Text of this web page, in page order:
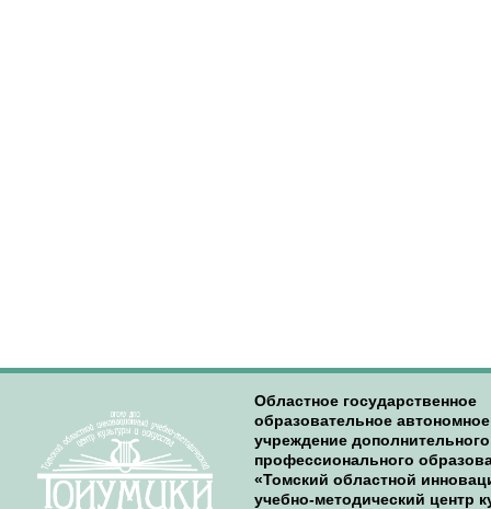
Областное государственное
образовательное автономное
учреждение дополнительного
профессионального
«Томский областной
учебно-методический центр